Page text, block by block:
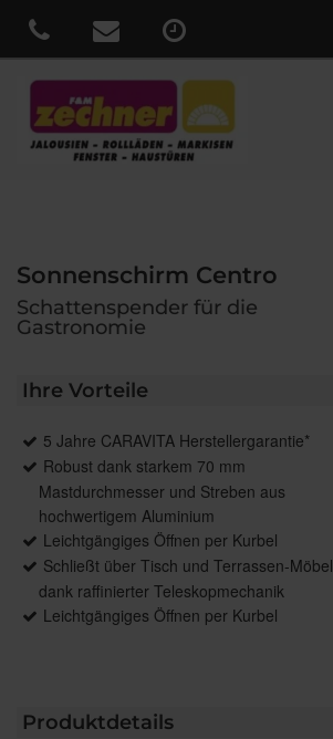
Sonnenschirm Centro
Schattenspender für die
Gastronomie
Ihre Vorteile
5 Jahre CARAVITA Herstellergarantie*
Robust dank starkem 70 mm
Mastdurchmesser und Streben aus
hochwertigem Aluminium
Leichtgängiges Öffnen per Kurbel
Schließt über Tisch und Terrassen-Möbel
dank raffinierter Teleskopmechanik
Leichtgängiges Öffnen per Kurbel
Produktdetails